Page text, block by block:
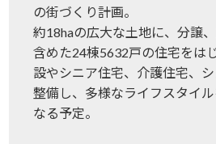
の街づくり計画。
約18haの広大な土地に、分譲
含めた24棟5632戸の住宅をは
設やシニア住宅、介護住宅、
整備し、多様なライフスタイ
なる予定。